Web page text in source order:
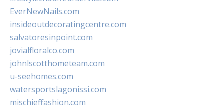
EverNewNails.com
insideoutdecoratingcentre.com
salvatoresinpoint.com
jovialfloralco.com
johnlscotthometeam.com
u-seehomes.com
watersportslagonissi.com
mischieffashion.com